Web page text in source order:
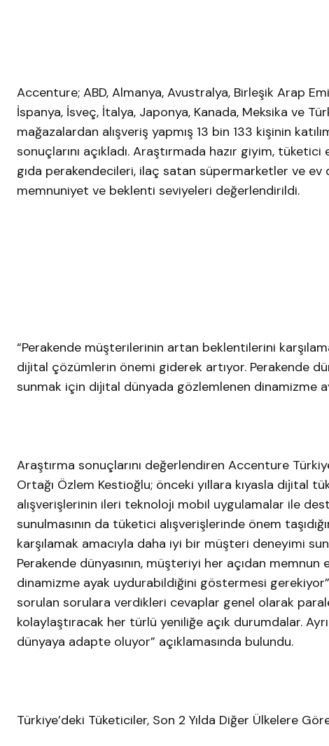
Accenture; ABD, Almanya, Avustralya, Birleşik Arap
İspanya, İsveç, İtalya, Japonya, Kanada, Meksika ve
mağazalardan alışveriş yapmış 13 bin 133 kişinin
sonuçlarını açıkladı. Araştırmada hazır giyim,
gıda perakendecileri, ilaç satan süpermarketler ve
memnuniyet ve beklenti seviyeleri değerlendirildi.
“Perakende müşterilerinin artan beklentilerini
dijital çözümlerin önemi giderek artıyor. Perakende
sunmak için dijital dünyada gözlemlenen dinamizme
Araştırma sonuçlarını değerlendiren Accenture
Ortağı Özlem Kestioğlu; önceki yıllara kıyasla dijital
alışverişlerinin ileri teknoloji mobil uygulamalar ile
sunulmasının da tüketici alışverişlerinde önem
karşılamak amacıyla daha iyi bir müşteri deneyimi
Perakende dünyasının, müşteriyi her açıdan
dinamizme ayak uydurabildiğini göstermesi
sorulan sorulara verdikleri cevaplar genel olarak
kolaylaştıracak her türlü yeniliğe açık durumdalar.
dünyaya adapte oluyor” açıklamasında bulundu.
Türkiye’deki Tüketiciler, Son 2 Yılda Diğer Ülkelere